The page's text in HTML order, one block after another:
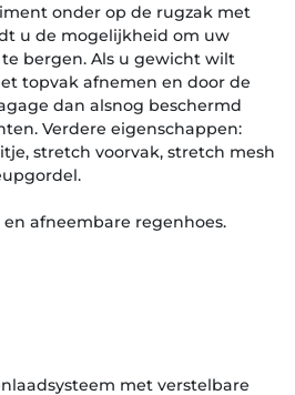
onder op de rugzak met
u de mogelijkheid om uw
bergen. Als u gewicht wilt
topvak afnemen en door de
dan alsnog beschermd
Verdere eigenschappen:
stretch voorvak, stretch mesh
afneembare regenhoes.
met verstelbare